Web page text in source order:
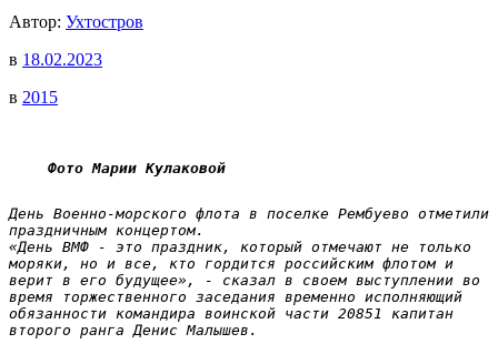
Автор: Ухтостров
в 18.02.2023
в 2015
Фото Марии Кулаковой
День Военно-морского флота в поселке Рембуево отметили
праздничным концертом.
«День ВМФ - это праздник, который отмечают не только
моряки, но и все, кто гордится российским флотом и
верит в его будущее», - сказал в своем выступлении во
время торжественного заседания временно исполняющий
обязанности командира воинской части 20851 капитан
второго ранга Денис Малышев.